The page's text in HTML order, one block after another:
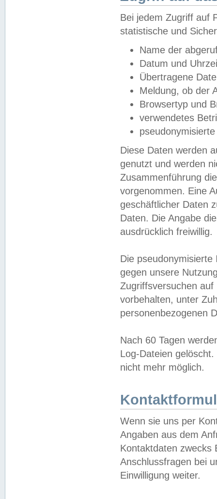
Bei jedem Zugriff auf
statistische und
Name der
Datum und
Übertragene
Meldung, ob der
Browsertyp und
verwendetes
Diese Daten werden
genutzt und werden
Zusammenführung
vorgenommen. Eine
geschäftlicher Daten
Daten. Die Angabe
ausdrücklich freiwillig.
Die
gegen unsere
Zugriffsversuchen
vorbehalten, unter
personenbezogenen
Nach 60 Tagen
Log-Dateien
nicht mehr möglich.
Wenn sie uns per
Angaben aus dem
Kontaktdaten zwecks
Anschlussfragen bei
Einwilligung weiter.